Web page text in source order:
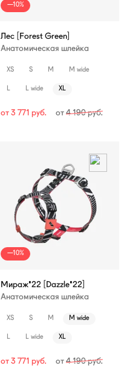
—10%
Лес [Forest Green]
Анатомическая шлейка
XS S M M wide
L L wide XL
от 3 771 руб. от4 190руб.
—10%
Мираж'22 [Dazzle'22]
Анатомическая шлейка
XS S M M wide
L L wide XL
от 3 771 руб. от4 190руб.